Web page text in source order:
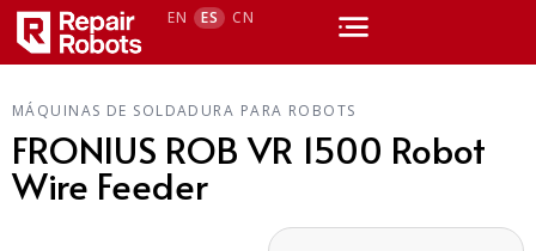
EN ES CN
MÁQUINAS DE SOLDADURA PARA ROBOTS
FRONIUS ROB VR 1500 Robot
Wire Feeder